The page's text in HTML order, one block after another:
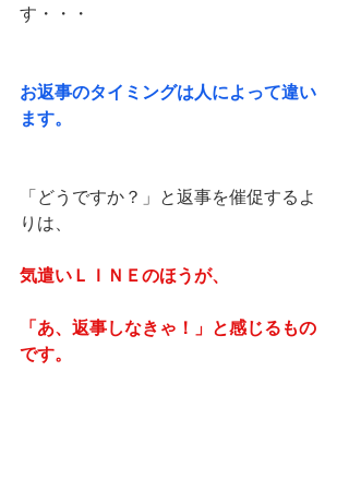
す・・・
お返事のタイミングは人によって違い
ます。
「どうですか？」と返事を催促するよ
りは、
気遣いＬＩＮＥのほうが、
「あ、返事しなきゃ！」と感じるもの
です。